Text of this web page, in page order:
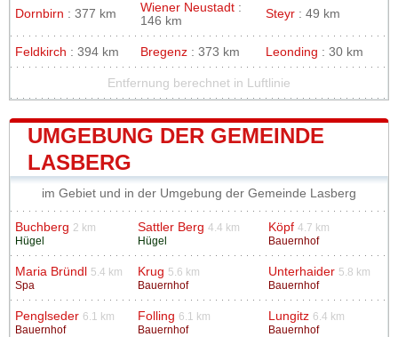
Dornbirn : 377 km Wiener Neustadt :
146 km
Steyr : 49 km
Feldkirch : 394 km Bregenz : 373 km Leonding : 30 km
Entfernung berechnet in Luftlinie
UMGEBUNG DER GEMEINDE
LASBERG
im Gebiet und in der Umgebung der Gemeinde Lasberg
Buchberg 2 km
Hügel
Sattler Berg 4.4 km
Hügel
Köpf 4.7 km
Bauernhof
Maria Bründl
5.4 km
Spa
Krug 5.6 km
Bauernhof
Unterhaider 5.8 km
Bauernhof
Penglseder 6.1 km
Bauernhof
Folling 6.1 km
Bauernhof
Lungitz 6.4 km
Bauernhof